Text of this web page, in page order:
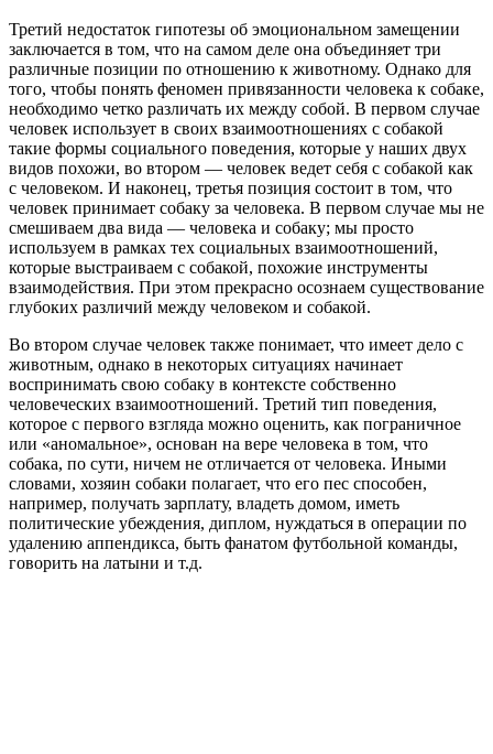
Третий недостаток гипотезы об эмоциональном замещении
заключается в том, что на самом деле она объединяет три
различные позиции по отношению к животному. Однако для
того, чтобы понять феномен привязанности человека к собаке,
необходимо четко различать их между собой. В первом случае
человек использует в своих взаимоотношениях с собакой
такие формы социального поведения, которые у наших двух
видов похожи, во втором — человек ведет себя с собакой как
с человеком. И наконец, третья позиция состоит в том, что
человек принимает собаку за человека. В первом случае мы не
смешиваем два вида — человека и собаку; мы просто
используем в рамках тех социальных взаимоотношений,
которые выстраиваем с собакой, похожие инструменты
взаимодействия. При этом прекрасно осознаем существование
глубоких различий между человеком и собакой.
Во втором случае человек также понимает, что имеет дело с
животным, однако в некоторых ситуациях начинает
воспринимать свою собаку в контексте собственно
человеческих взаимоотношений. Третий тип поведения,
которое с первого взгляда можно оценить, как пограничное
или «аномальное», основан на вере человека в том, что
собака, по сути, ничем не отличается от человека. Иными
словами, хозяин собаки полагает, что его пес способен,
например, получать зарплату, владеть домом, иметь
политические убеждения, диплом, нуждаться в операции по
удалению аппендикса, быть фанатом футбольной команды,
говорить на латыни и т.д.